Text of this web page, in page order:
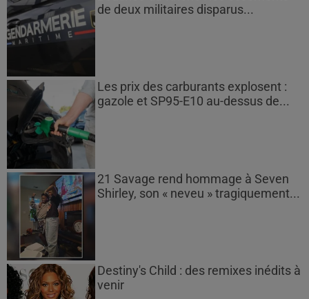
de deux militaires disparus...
Les prix des carburants explosent :
gazole et SP95-E10 au-dessus de...
21 Savage rend hommage à Seven
Shirley, son « neveu » tragiquement...
Destiny's Child : des remixes inédits à
venir